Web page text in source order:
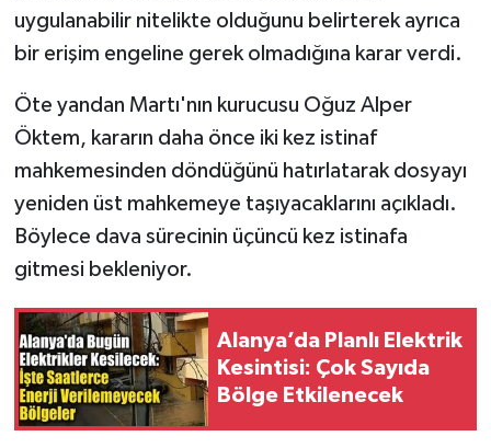
uygulanabilir nitelikte olduğunu belirterek ayrıca
bir erişim engeline gerek olmadığına karar verdi.
Öte yandan Martı'nın kurucusu Oğuz Alper
Öktem, kararın daha önce iki kez istinaf
mahkemesinden döndüğünü hatırlatarak dosyayı
yeniden üst mahkemeye taşıyacaklarını açıkladı.
Böylece dava sürecinin üçüncü kez istinafa
gitmesi bekleniyor.
Alanya’da Planlı Elektrik
Kesintisi: Çok Sayıda
Bölge Etkilenecek